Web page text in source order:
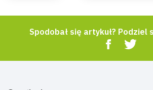
Spodobał się artykuł? Podziel